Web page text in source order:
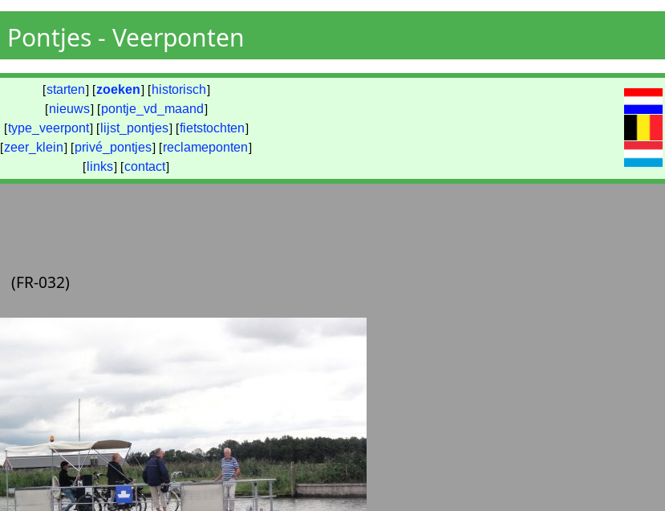
Pontjes - Veerponten
[starten] [zoeken] [ historisch]
[nieuws] [pontje_vd_maand]
[type_veerpont] [ lijst_pontjes] [fietstochten]
[zeer_klein] [privé_pontjes] [reclameponten]
[ links] [contact]
(FR-032)